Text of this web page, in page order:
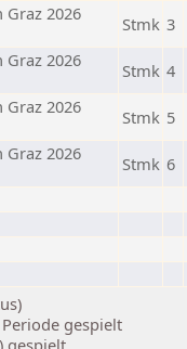
2026
Stmk 3
2026
Stmk 4
2026
Stmk 5
2026
Stmk 6
gespielt
gespielt